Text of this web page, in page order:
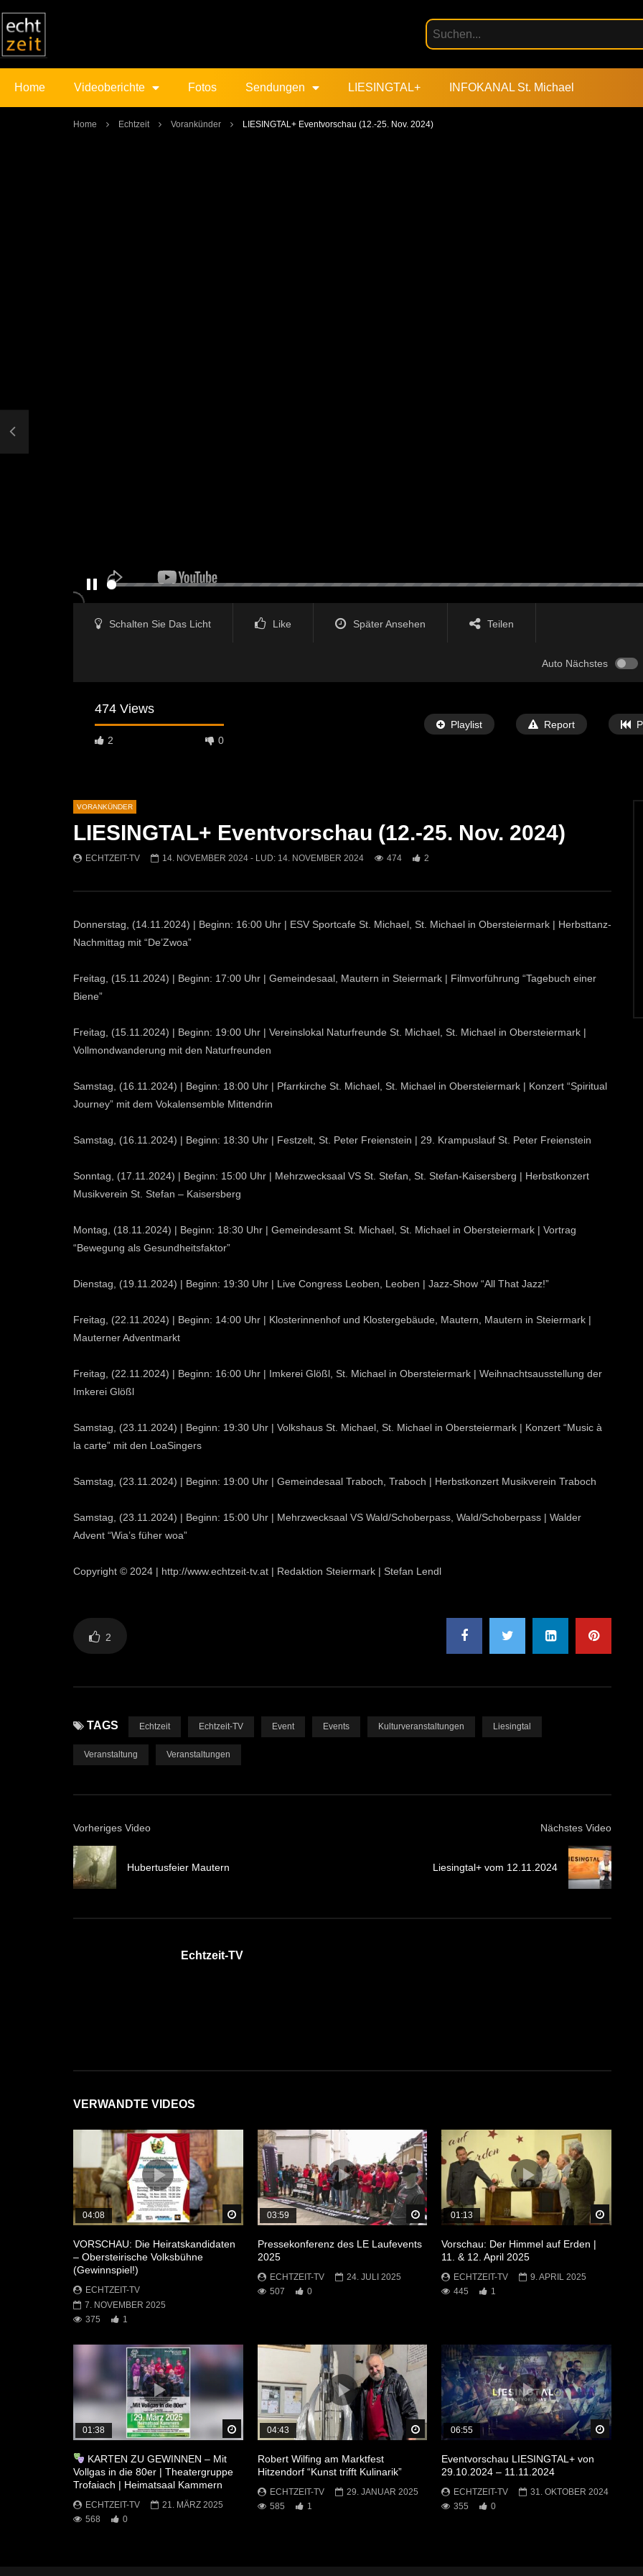
Home Videoberichte Fotos Sendungen LIESINGTAL+ INFOKANAL St. Michael
Home Echtzeit Vorankünder LIESINGTAL+ Eventvorschau (12.-25. Nov. 2024)
Schalten Sie Das Licht Like Später Ansehen Teilen
Auto Nächstes
474 Views
2 0
Playlist Report
Später Ansehen
04:08
375
1
Später Ansehen
03:59 01:13
VORANKÜNDER
LIESINGTAL+ Eventvorschau (12.-25. Nov. 2024)
ECHTZEIT-TV 14. NOVEMBER 2024 - LUD: 14. NOVEMBER 2024 474 2
Donnerstag, (14.11.2024) | Beginn: 16:00 Uhr | ESV Sportcafe St. Michael, St. Michael in Obersteiermark | Herbsttanz-
Nachmittag mit “De’Zwoa”
Freitag, (15.11.2024) | Beginn: 17:00 Uhr | Gemeindesaal, Mautern in Steiermark | Filmvorführung “Tagebuch einer
Biene”
Freitag, (15.11.2024) | Beginn: 19:00 Uhr | Vereinslokal Naturfreunde St. Michael, St. Michael in Obersteiermark |
Vollmondwanderung mit den Naturfreunden
Samstag, (16.11.2024) | Beginn: 18:00 Uhr | Pfarrkirche St. Michael, St. Michael in Obersteiermark | Konzert “Spiritual
Journey” mit dem Vokalensemble Mittendrin
Samstag, (16.11.2024) | Beginn: 18:30 Uhr | Festzelt, St. Peter Freienstein | 29. Krampuslauf St. Peter Freienstein
Sonntag, (17.11.2024) | Beginn: 15:00 Uhr | Mehrzwecksaal VS St. Stefan, St. Stefan-Kaisersberg | Herbstkonzert
Musikverein St. Stefan – Kaisersberg
Montag, (18.11.2024) | Beginn: 18:30 Uhr | Gemeindesamt St. Michael, St. Michael in Obersteiermark | Vortrag
“Bewegung als Gesundheitsfaktor”
Dienstag, (19.11.2024) | Beginn: 19:30 Uhr | Live Congress Leoben, Leoben | Jazz-Show “All That Jazz!”
Freitag, (22.11.2024) | Beginn: 14:00 Uhr | Klosterinnenhof und Klostergebäude, Mautern, Mautern in Steiermark |
Mauterner Adventmarkt
Freitag, (22.11.2024) | Beginn: 16:00 Uhr | Imkerei Glößl, St. Michael in Obersteiermark | Weihnachtsausstellung der
Imkerei Glößl
Samstag, (23.11.2024) | Beginn: 19:30 Uhr | Volkshaus St. Michael, St. Michael in Obersteiermark | Konzert “Music à
la carte” mit den LoaSingers
Samstag, (23.11.2024) | Beginn: 19:00 Uhr | Gemeindesaal Traboch, Traboch | Herbstkonzert Musikverein Traboch
Samstag, (23.11.2024) | Beginn: 15:00 Uhr | Mehrzwecksaal VS Wald/Schoberpass, Wald/Schoberpass | Walder
Advent “Wia’s füher woa”
Copyright © 2024 | http://www.echtzeit-tv.at | Redaktion Steiermark | Stefan Lendl
2
TAGS Echtzeit Echtzeit-TV Event Events Kulturveranstaltungen Liesingtal
Veranstaltung Veranstaltungen
Vorheriges Video
Hubertusfeier Mautern
Nächstes Video
Liesingtal+ vom 12.11.2024
Echtzeit-TV
VERWANDTE VIDEOS
Später Ansehen
04:08
VORSCHAU: Die Heiratskandidaten
– Obersteirische Volksbühne
(Gewinnspiel!)
ECHTZEIT-TV
7. NOVEMBER 2025
375
1
Später Ansehen
03:59
Pressekonferenz des LE Laufevents
2025
ECHTZEIT-TV
24. JULI 2025
507
0
01:13
Vorschau: Der Himmel auf Erden |
11. & 12. April 2025
ECHTZEIT-TV
9. APRIL 2025
445
1
Später Ansehen
01:38
KARTEN ZU GEWINNEN – Mit
Vollgas in die 80er | Theatergruppe
Trofaiach | Heimatsaal Kammern
ECHTZEIT-TV
21. MÄRZ 2025
568
0
Später Ansehen
04:43
Robert Wilfing am Marktfest
Hitzendorf “Kunst trifft Kulinarik”
ECHTZEIT-TV
29. JANUAR 2025
585
1
Später
06:55
Eventvorschau LIESINGTAL+ von
29.10.2024 – 11.11.2024
ECHTZEIT-TV
31. OKTOBER 2024
355
0